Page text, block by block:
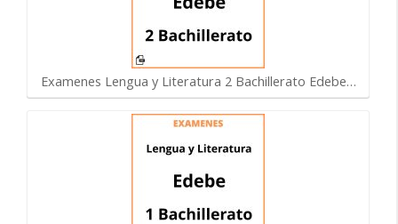
Examenes Lengua y Literatura 2 Bachillerato Edebe…